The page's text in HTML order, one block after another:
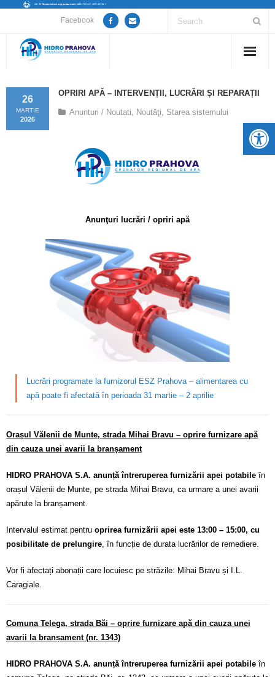
Facebook
Despre noi
Guvernanță Corporativă
Informații de interes public
Calitatea apei
OPRIRI APĂ – INTERVENȚII, LUCRĂRI ȘI REPARAȚII
26
MARTIE
2026
Anunturi / Noutati, Noutăţi, Starea sistemului
Anunţuri lucrări / opriri apă
Lucrări programate la furnizorul ESZ Prahova – alimentarea cu
apă poate fi afectată în perioada 31 martie – 2 aprilie
Orașul Vălenii de Munte, strada Mihai Bravu – oprire furnizare apă
din cauza unei avarii la branșament
HIDRO PRAHOVA S.A. anunță întreruperea furnizării apei potabile în
orașul Vălenii de Munte, pe strada Mihai Bravu, ca urmare a unei avarii
apărute la branșament.
Intervalul estimat pentru oprirea furnizării apei este 13:00 – 15:00, cu
posibilitate de prelungire , în funcție de durata lucrărilor de remediere.
Vor fi afectați abonații care locuiesc pe străzile: Mihai Bravu și I.L.
Caragiale.
Comuna Telega, strada Băi – oprire furnizare apă din cauza unei
avarii la branșament (nr. 1343)
HIDRO PRAHOVA S.A. anunță întreruperea furnizării apei potabile în